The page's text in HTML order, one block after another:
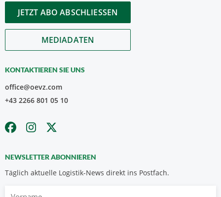
JETZT ABO ABSCHLIESSEN
MEDIADATEN
KONTAKTIEREN SIE UNS
office@oevz.com
+43 2266 801 05 10
NEWSLETTER ABONNIEREN
Täglich aktuelle Logistik-News direkt ins Postfach.